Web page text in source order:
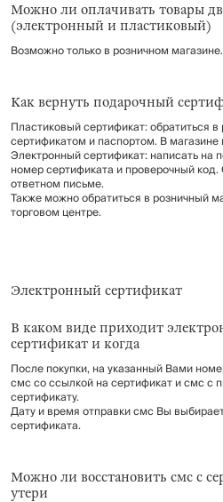
Можно ли оплачивать товары
(электронный и пластиковый)
Возможно только в розничном магазине.
Как вернуть подарочный
Пластиковый сертификат: обратиться
сертификатом и паспортом. В магазине
Электронный сертификат: написать на
номер сертификата и проверочный
ответном письме.
Также можно обратиться в розничный
торговом центре.
Электронный сертификат
В каком виде приходит
сертификат и когда
После покупки, на указанный Вами
смс со ссылкой на сертификат и смс с
сертификату.
Дату и время отправки смс Вы
сертификата.
Можно ли восстановить смс с
утери